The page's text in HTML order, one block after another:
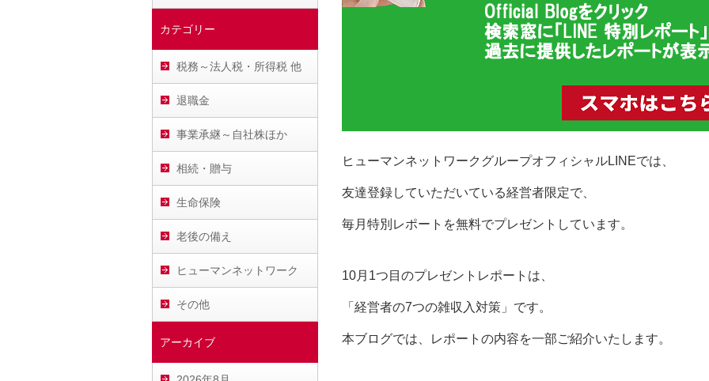
カテゴリー
税務～法人税・所得税 他
退職金
事業承継～自社株ほか
相続・贈与
生命保険
老後の備え
ヒューマンネットワーク
その他
アーカイブ
ヒューマンネットワークグループオフィシャルLINEでは、
友達登録していただいている経営者限定で、
毎月特別レポートを無料でプレゼントしています。
10月1つ目のプレゼントレポートは、
「経営者の7つの雑収入対策」です。
本ブログでは、レポートの内容を一部ご紹介いたします。